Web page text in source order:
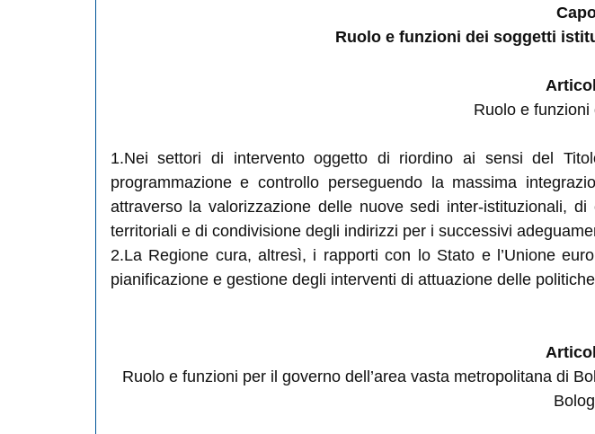
Ruolo e funzioni dei soggetti
Ruolo e
1.Nei settori di intervento oggetto di riordino ai sensi del
programmazione e controllo perseguendo la massima
attraverso la valorizzazione delle nuove sedi inter-istituzionali,
territoriali e di condivisione degli indirizzi per i successivi
2.La Regione cura, altresì, i rapporti con lo Stato e l’Unione
pianificazione e gestione degli interventi di attuazione delle
Ruolo e funzioni per il governo dell’area vasta metropolitana di